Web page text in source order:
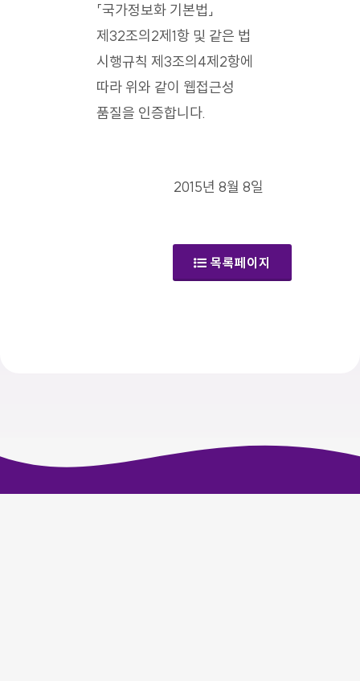
「국가정보화 기본법」
제32조의2제1항 및 같은 법
시행규칙 제3조의4제2항에
따라 위와 같이 웹접근성
품질을 인증합니다.
2015년 8월 8일
목록페이지